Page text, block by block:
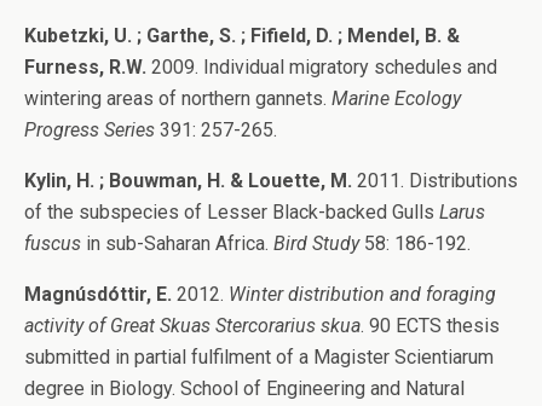
Kubetzki, U. ; Garthe, S. ; Fifield, D. ; Mendel, B. &
Furness, R.W. 2009. Individual migratory schedules and
wintering areas of northern gannets. Marine Ecology
Progress Series 391: 257-265.
Kylin, H. ; Bouwman, H. & Louette, M. 2011. Distributions
of the subspecies of Lesser Black-backed Gulls Larus
fuscus in sub-Saharan Africa. Bird Study58: 186-192.
Magnúsdóttir, E. 2012. Winter distribution and foraging
activity of Great Skuas Stercorarius skua. 90 ECTS thesis
submitted in partial fulfilment of a Magister Scientiarum
degree in Biology. School of Engineering and Natural